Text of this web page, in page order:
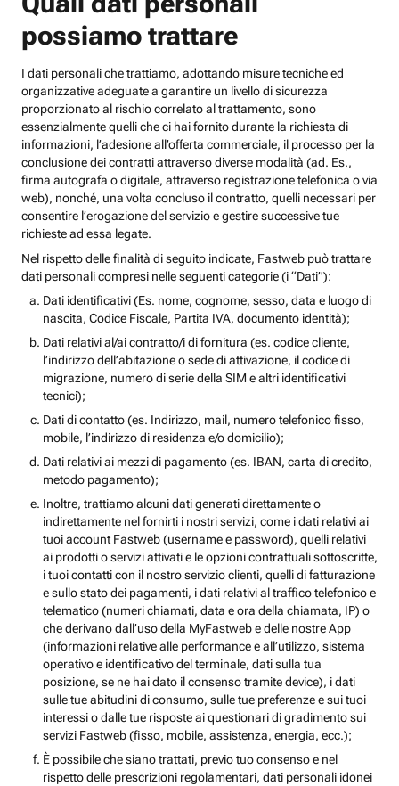
possiamo trattare
I dati personali che trattiamo, adottando misure tecniche ed
organizzative adeguate a garantire un livello di sicurezza
proporzionato al rischio correlato al trattamento, sono
essenzialmente quelli che ci hai fornito durante la richiesta di
informazioni, l’adesione all’offerta commerciale, il processo per la
conclusione dei contratti attraverso diverse modalità (ad. Es.,
firma autografa o digitale, attraverso registrazione telefonica o via
web), nonché, una volta concluso il contratto, quelli necessari per
consentire l’erogazione del servizio e gestire successive tue
richieste ad essa legate.
Nel rispetto delle finalità di seguito indicate, Fastweb può trattare
dati personali compresi nelle seguenti categorie (i “Dati”):
Dati identificativi (Es. nome, cognome, sesso, data e luogo di
nascita, Codice Fiscale, Partita IVA, documento identità);
Dati relativi al/ai contratto/i di fornitura (es. codice cliente,
l’indirizzo dell’abitazione o sede di attivazione, il codice di
migrazione, numero di serie della SIM e altri identificativi
tecnici);
Dati di contatto (es. Indirizzo, mail, numero telefonico fisso,
mobile, l’indirizzo di residenza e/o domicilio);
Dati relativi ai mezzi di pagamento (es. IBAN, carta di credito,
metodo pagamento);
Inoltre, trattiamo alcuni dati generati direttamente o
indirettamente nel fornirti i nostri servizi, come i dati relativi ai
tuoi account Fastweb (username e password), quelli relativi
ai prodotti o servizi attivati e le opzioni contrattuali sottoscritte,
i tuoi contatti con il nostro servizio clienti, quelli di fatturazione
e sullo stato dei pagamenti, i dati relativi al traffico telefonico e
telematico (numeri chiamati, data e ora della chiamata, IP) o
che derivano dall’uso della MyFastweb e delle nostre App
(informazioni relative alle performance e all’utilizzo, sistema
operativo e identificativo del terminale, dati sulla tua
posizione, se ne hai dato il consenso tramite device), i dati
sulle tue abitudini di consumo, sulle tue preferenze e sui tuoi
interessi o dalle tue risposte ai questionari di gradimento sui
servizi Fastweb (fisso, mobile, assistenza, energia, ecc.);
È possibile che siano trattati, previo tuo consenso e nel
rispetto delle prescrizioni regolamentari, dati personali idonei